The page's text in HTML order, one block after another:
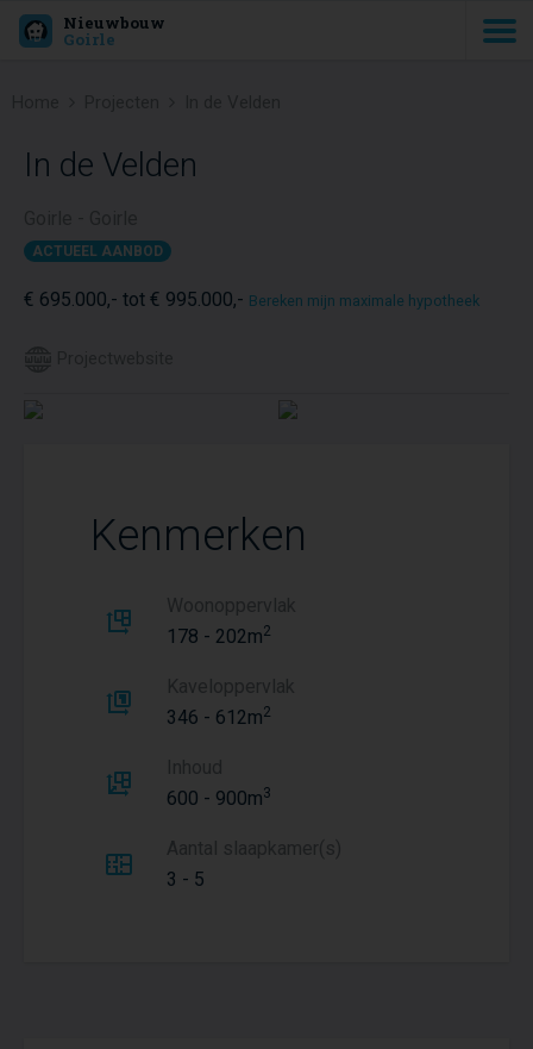
Nieuwbouw
Goirle
In de Velden
ACTUEEL AANBOD
€ 695.000,- tot € 995.000,- Bereken mijn maximale hypotheek
Kenmerken
Woonoppervlak
178 - 202m2
Kaveloppervlak
346 - 612m2
Inhoud
600 - 900m3
Aantal slaapkamer(s)
3 - 5